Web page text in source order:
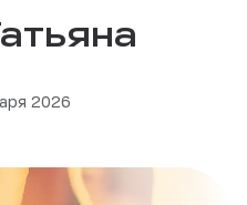
2026